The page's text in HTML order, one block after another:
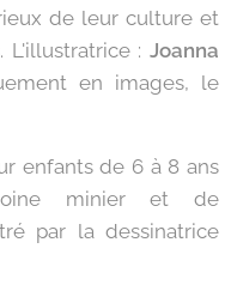
de leur culture et
L'illustratrice : Joanna
en images, le
enfants de 6 à 8 ans
minier et de
par la dessinatrice